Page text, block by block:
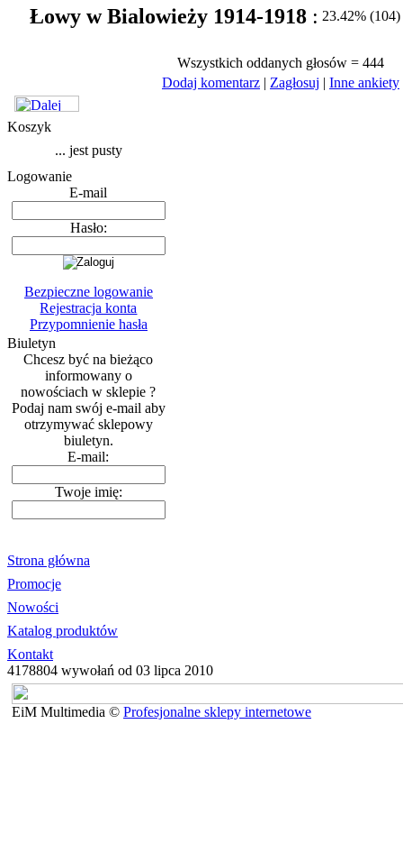
Łowy w Bialowieży 1914-1918 : 23.42% (104)
Wszystkich oddanych głosów = 444
Dodaj komentarz | Zagłosuj | Inne ankiety
Koszyk
... jest pusty
Logowanie
E-mail
Hasło:
Bezpieczne logowanie
Rejestracja konta
Przypomnienie hasła
Biuletyn
Chcesz być na bieżąco
informowany o
nowościach w sklepie ?
Podaj nam swój e-mail aby
otrzymywać sklepowy
biuletyn.
E-mail:
Twoje imię:
Strona główna
Promocje
Nowości
Katalog produktów
Kontakt
4178804 wywołań od 03 lipca 2010
EiM Multimedia © Profesjonalne sklepy internetowe